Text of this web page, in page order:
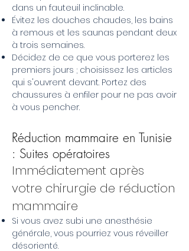
dans un fauteuil inclinable.
Évitez les douches chaudes, les bains
à remous et les saunas pendant deux
à trois semaines.
Décidez de ce que vous porterez les
premiers jours ; choisissez les articles
qui s'ouvrent devant. Portez des
chaussures à enfiler pour ne pas avoir
à vous pencher.
Réduction mammaire en Tunisie
: Suites opératoires
Immédiatement après
votre chirurgie de réduction
mammaire
Si vous avez subi une anesthésie
générale, vous pourriez vous réveiller
désorienté.